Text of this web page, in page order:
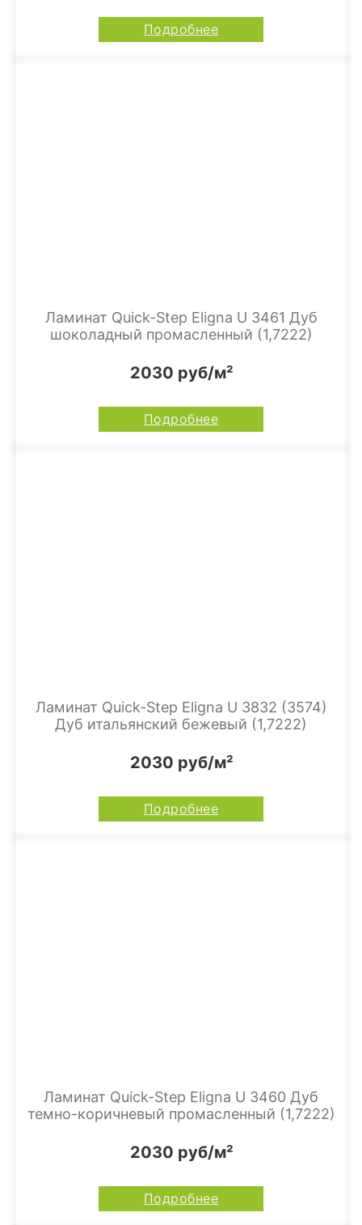
Подробнее
Ламинат Quick-Step Eligna U 3461 Дуб
шоколадный промасленный (1,7222)
2030 руб/м²
Подробнее
Ламинат Quick-Step Eligna U 3832 (3574)
Дуб итальянский бежевый (1,7222)
2030 руб/м²
Подробнее
Ламинат Quick-Step Eligna U 3460 Дуб
темно-коричневый промасленный (1,7222)
2030 руб/м²
Подробнее